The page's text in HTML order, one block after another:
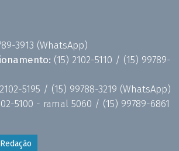
3913 (WhatsApp)
(15) 2102-5110 / (15) 99789-
5195 / (15) 99788-3219 (WhatsApp)
5100 - ramal 5060 / (15) 99789-6861